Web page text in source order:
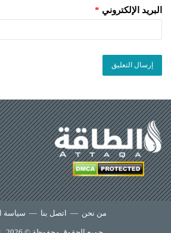
البريد الإلكتروني *
من نحن — اتصل بنا — سياسة